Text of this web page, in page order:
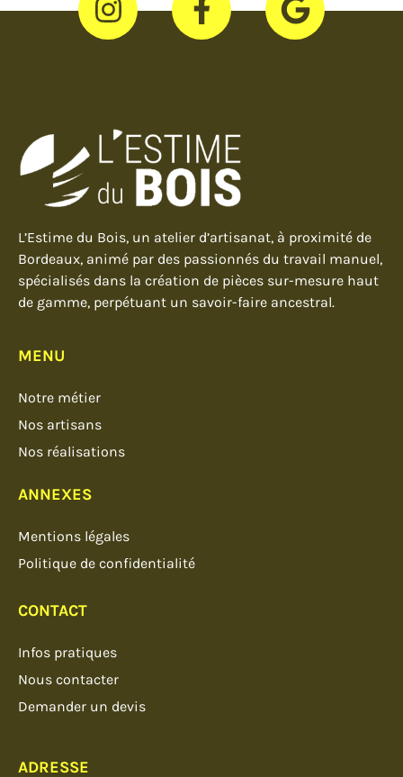
L’Estime du Bois, un atelier d’artisanat, à proximité de
Bordeaux, animé par des passionnés du travail manuel,
spécialisés dans la création de pièces sur-mesure haut
de gamme, perpétuant un savoir-faire ancestral.
MENU
Notre métier
Nos artisans
Nos réalisations
ANNEXES
Mentions légales
Politique de confidentialité
CONTACT
Infos pratiques
Nous contacter
Demander un devis
ADRESSE